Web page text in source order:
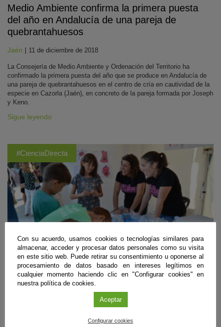
Medio Ambiente confirma la primera puesta
del año en Andalucía de una pareja de
quebrantahuesos
Jaén | 11 de diciembre de 2018
La Consejería de Medio Ambiente y Ordenación del Territorio ha
confirmado la primera puesta del año que se produce en Andalucía de
una pareja de quebrantahuesos en el centro de cría en cautividad de la
especie en Cazorla (Jaén), en concreto de la pareja formada por Joseph
y Keno.
Sigue leyendo
#CienciaDirecta
La Fundación Descubre, punto de encuentro
de la ciencia ciudadana en La Noche Europea
Con su acuerdo, usamos cookies o tecnologías similares para
almacenar, acceder y procesar datos personales como su visita
en este sitio web. Puede retirar su consentimiento u oponerse al
procesamiento de datos basado en intereses legítimos en
cualquier momento haciendo clic en "Configurar cookies" en
nuestra política de cookies.
Aceptar
Configurar cookies